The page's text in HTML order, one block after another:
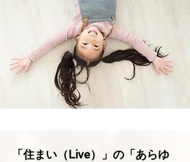
「住まい（Live）」の「あらゆ